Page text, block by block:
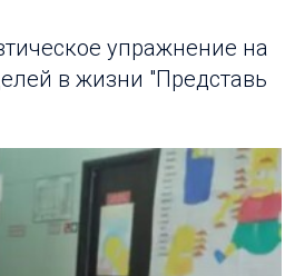
упражнение на
в жизни "Представь